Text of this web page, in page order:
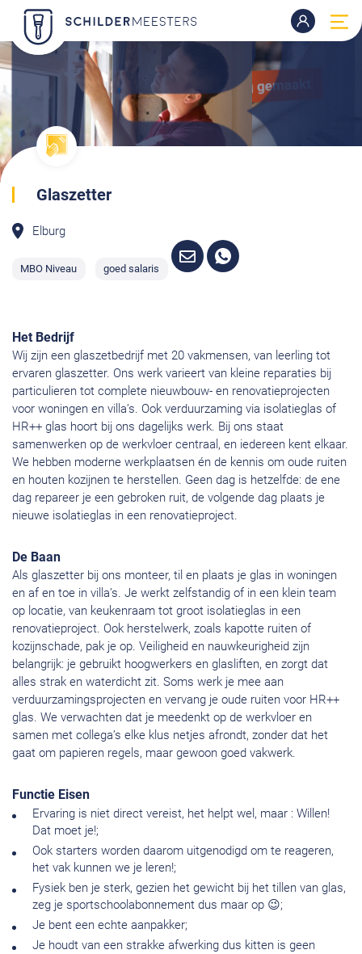
Glaszetter
Elburg
MBO Niveau goed salaris
Het Bedrijf
Wij zijn een glaszetbedrijf met 20 vakmensen, van leerling tot
ervaren glaszetter. Ons werk varieert van kleine reparaties bij
particulieren tot complete nieuwbouw- en renovatieprojecten
voor woningen en villa’s. Ook verduurzaming via isolatieglas of
HR++ glas hoort bij ons dagelijks werk. Bij ons staat
samenwerken op de werkvloer centraal, en iedereen kent elkaar.
We hebben moderne werkplaatsen én de kennis om oude ruiten
en houten kozijnen te herstellen. Geen dag is hetzelfde: de ene
dag repareer je een gebroken ruit, de volgende dag plaats je
nieuwe isolatieglas in een renovatieproject.
De Baan
Als glaszetter bij ons monteer, til en plaats je glas in woningen
en af en toe in villa’s. Je werkt zelfstandig of in een klein team
op locatie, van keukenraam tot groot isolatieglas in een
renovatieproject. Ook herstelwerk, zoals kapotte ruiten of
kozijnschade, pak je op. Veiligheid en nauwkeurigheid zijn
belangrijk: je gebruikt hoogwerkers en glasliften, en zorgt dat
alles strak en waterdicht zit. Soms werk je mee aan
verduurzamingsprojecten en vervang je oude ruiten voor HR++
glas. We verwachten dat je meedenkt op de werkvloer en
samen met collega’s elke klus netjes afrondt, zonder dat het
gaat om papieren regels, maar gewoon goed vakwerk.
Functie Eisen
Ervaring is niet direct vereist, het helpt wel, maar : Willen!
Dat moet je!;
Ook starters worden daarom uitgenodigd om te reageren,
het vak kunnen we je leren!;
Fysiek ben je sterk, gezien het gewicht bij het tillen van glas,
zeg je sportschoolabonnement dus maar op 😉;
Je bent een echte aanpakker;
Je houdt van een strakke afwerking dus kitten is geen